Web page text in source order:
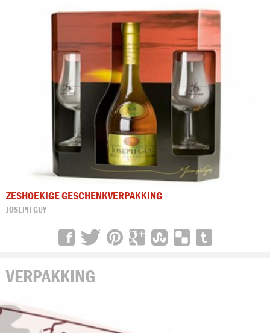
ZESHOEKIGE GESCHENKVERPAKKING
JOSEPH GUY
VERPAKKING